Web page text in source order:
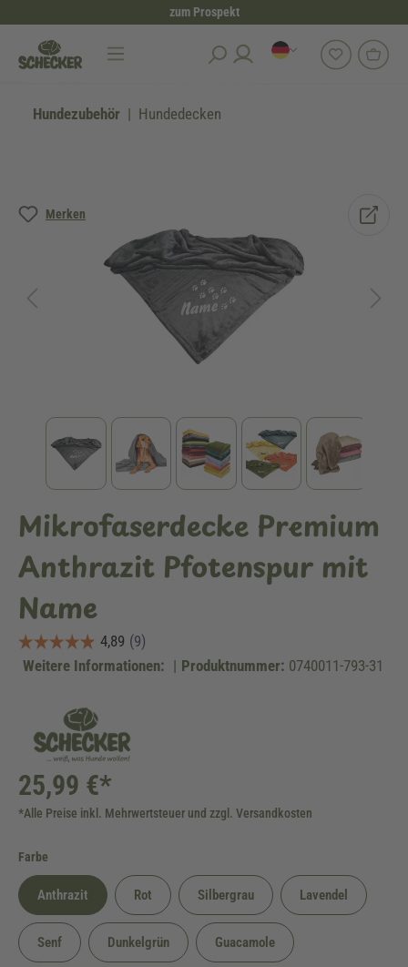
zum Prospekt
Hundezubehör Hundedecken
Merken
Bildergalerie überspringen
Mikrofaserdecke Premium
Anthrazit Pfotenspur mit
Name
Weitere Informationen: | Produktnummer: 0740011-793-31
25,99 €*
*Alle Preise inkl. Mehrwertsteuer und zzgl. Versandkosten
Farbe
Anthrazit Rot Silbergrau Lavendel
Senf Dunkelgrün Guacamole